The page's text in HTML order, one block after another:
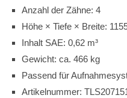
An­zahl der Zäh­ne: 4
Höhe × Tie­fe × Brei­te:
In­halt SAE: 0,62 m³
Ge­wicht: ca. 466 kg
Pas­send für
Ar­ti­kel­num­mer: